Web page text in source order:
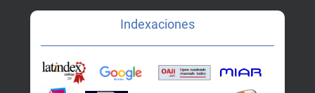
Indexaciones